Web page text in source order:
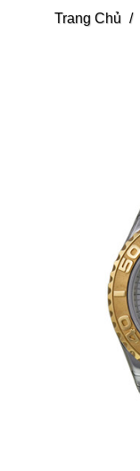
Trang Chủ /